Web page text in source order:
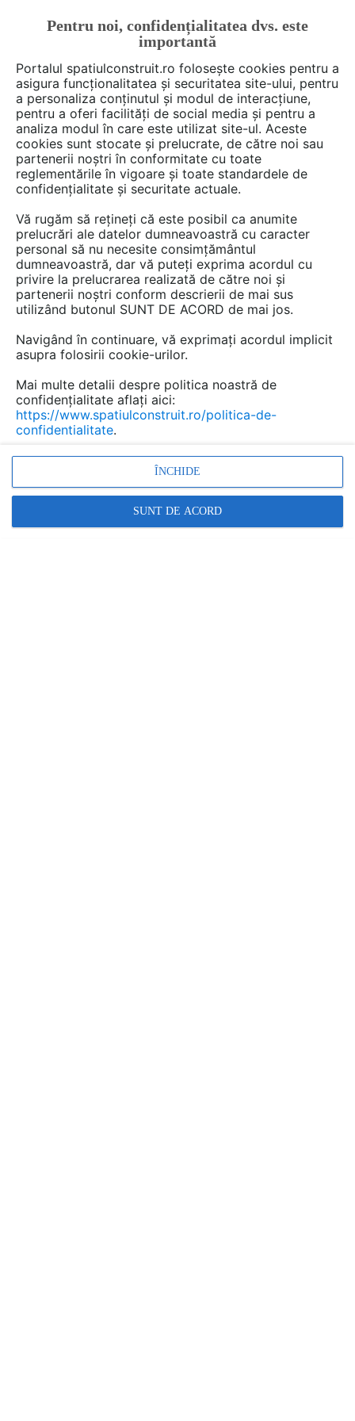
FĂ-ȚI CONT
CUM SE FACE
Deschide filtre
2 documentații din categoria
Constructii, santier, utilaje
de la
METAL TRADINGîn limba Franceza
Pentru noi, confidențialitatea dvs. este
importantă
Portalul spatiulconstruit.ro folosește cookies pentru a
asigura funcționalitatea și securitatea site-ului, pentru
a personaliza conținutul și modul de interacțiune,
pentru a oferi facilități de social media și pentru a
analiza modul în care este utilizat site-ul. Aceste
cookies sunt stocate și prelucrate, de către noi sau
partenerii noștri în conformitate cu toate
reglementările în vigoare și toate standardele de
confidențialitate și securitate actuale.
Vă rugăm să rețineți că este posibil ca anumite
prelucrări ale datelor dumneavoastră cu caracter
personal să nu necesite consimțământul
dumneavoastră, dar vă puteți exprima acordul cu
privire la prelucrarea realizată de către noi și
partenerii noștri conform descrierii de mai sus
utilizând butonul SUNT DE ACORD de mai jos.
Navigând în continuare, vă exprimați acordul implicit
asupra folosirii cookie-urilor.
Mai multe detalii despre politica noastră de
confidențialitate aflați aici:
https://www.spatiulconstruit.ro/politica-de-
confidentialitate.
ÎNCHIDE
SUNT DE ACORD